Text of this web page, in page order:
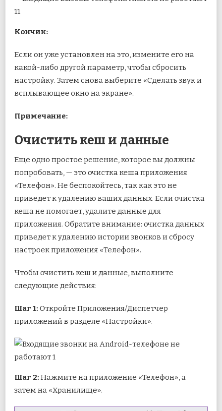
Кончик:
Если он уже установлен на это, измените его на
какой-либо другой параметр, чтобы сбросить
настройку. Затем снова выберите «Сделать звук и
всплывающее окно на экране».
Примечание:
Очистить кеш и данные
Еще одно простое решение, которое вы должны
попробовать, — это очистка кеша приложения
«Телефон». Не беспокойтесь, так как это не
приведет к удалению ваших данных. Если очистка
кеша не помогает, удалите данные для
приложения. Обратите внимание: очистка данных
приведет к удалению истории звонков и сбросу
настроек приложения «Телефон».
Чтобы очистить кеш и данные, выполните
следующие действия:
Шаг 1: Откройте Приложения/Диспетчер
приложений в разделе «Настройки».
Шаг 2: Нажмите на приложение «Телефон», а
затем на «Хранилище».